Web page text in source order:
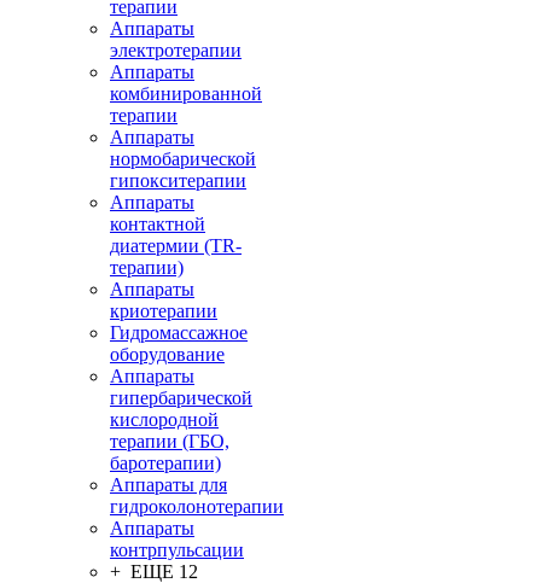
терапии
Аппараты
электротерапии
Аппараты
комбинированной
терапии
Аппараты
нормобарической
гипокситерапии
Аппараты
контактной
диатермии (TR-
терапии)
Аппараты
криотерапии
Гидромассажное
оборудование
Аппараты
гипербарической
кислородной
терапии (ГБО,
баротерапии)
Аппараты для
гидроколонотерапии
Аппараты
контрпульсации
+ ЕЩЕ 12